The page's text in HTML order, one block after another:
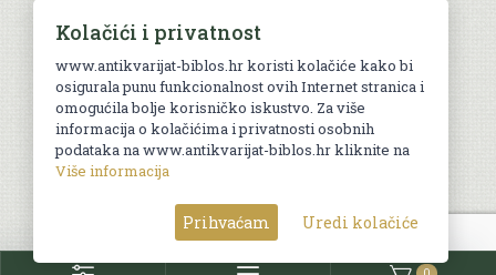
Uvjeti kupnje
© Sva prava pridržana. Web by
Kolačići i privatnost
www.antikvarijat-biblos.hr koristi kolačiće kako bi
osigurala punu funkcionalnost ovih Internet stranica i
omogućila bolje korisničko iskustvo. Za više
informacija o kolačićima i privatnosti osobnih
podataka na www.antikvarijat-biblos.hr kliknite na
Više informacija
Prihvaćam Uredi kolačiće